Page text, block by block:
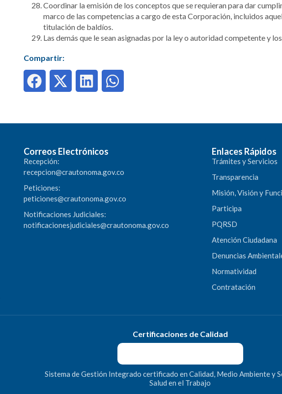
Coordinar la emisión de los conceptos que se requieran para dar
marco de las competencias a cargo de esta Corporación, incluidos
titulación de baldíos.
Las demás que le sean asignadas por la ley o autoridad competente y
Compartir:
Correos Electrónicos
Recepción:
recepcion@crautonoma.gov.co
Peticiones:
peticiones@crautonoma.gov.co
Notificaciones Judiciales:
notificacionesjudiciales@crautonoma.gov.co
Enlaces Rápidos
Trámites y Servicios
Transparencia
Misión, Visión y
Participa
PQRSD
Atención Ciudadana
Denuncias
Normatividad
Contratación
Certificaciones de Calidad
Sistema de Gestión Integrado certificado en Calidad, Medio Ambiente y
Salud en el Trabajo